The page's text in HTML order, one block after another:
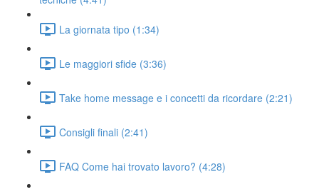
La giornata tipo (1:34)
Le maggiori sfide (3:36)
Take home message e i concetti da ricordare (2:21)
Consigli finali (2:41)
FAQ Come hai trovato lavoro? (4:28)